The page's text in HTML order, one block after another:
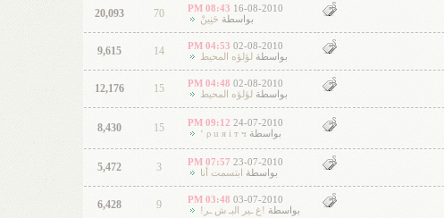
16-08-2010
08:43 PM
بواسطة حَنِينْ 70
20,093
02-08-2010
04:53 PM
بواسطة
لؤلؤه المحيط 14
9,615
02-08-2010
04:48 PM
بواسطة
لؤلؤه المحيط 15
12,176
24-07-2010
09:12 PM
بواسطة ρ u я i т ч ‘
15
8,430
23-07-2010
07:57 PM
بواسطة
ابتسمت أنا 3
5,472
03-07-2010
03:48 PM
بواسطة !غ ـير البـ ش ـر! 9
6,428